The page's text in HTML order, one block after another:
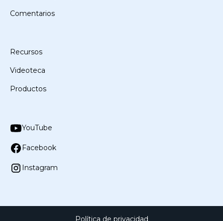
Comentarios
Recursos
Videoteca
Productos
YouTube
Facebook
Instagram
Política de privacidad